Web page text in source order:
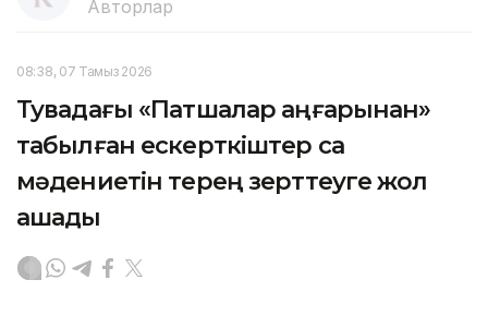
Авторлар
08:38, 07 Тамыз 2026
Тувадағы «Патшалар аңғарынан»
табылған ескерткіштер сақ
мәдениетін терең зерттеуге жол
ашады